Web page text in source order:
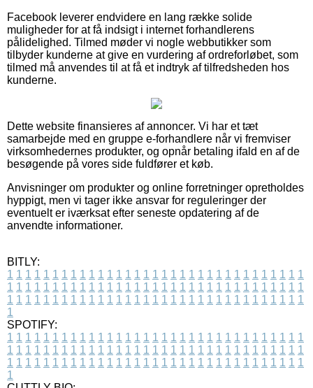
Facebook leverer endvidere en lang række solide
muligheder for at få indsigt i internet forhandlerens
pålidelighed. Tilmed møder vi nogle webbutikker som
tilbyder kunderne at give en vurdering af ordreforløbet, som
tilmed må anvendes til at få et indtryk af tilfredsheden hos
kunderne.
Dette website finansieres af annoncer. Vi har et tæt
samarbejde med en gruppe e-forhandlere når vi fremviser
virksomhedernes produkter, og opnår betaling ifald en af de
besøgende på vores side fuldfører et køb.
Anvisninger om produkter og online forretninger opretholdes
hyppigt, men vi tager ikke ansvar for reguleringer der
eventuelt er iværksat efter seneste opdatering af de
anvendte informationer.
BITLY:
1 1 1 1 1 1 1 1 1 1 1 1 1 1 1 1 1 1 1 1 1 1 1 1 1 1 1 1 1 1 1 1 1
1 1 1 1 1 1 1 1 1 1 1 1 1 1 1 1 1 1 1 1 1 1 1 1 1 1 1 1 1 1 1 1 1
1 1 1 1 1 1 1 1 1 1 1 1 1 1 1 1 1 1 1 1 1 1 1 1 1 1 1 1 1 1 1 1 1
1
SPOTIFY:
1 1 1 1 1 1 1 1 1 1 1 1 1 1 1 1 1 1 1 1 1 1 1 1 1 1 1 1 1 1 1 1 1
1 1 1 1 1 1 1 1 1 1 1 1 1 1 1 1 1 1 1 1 1 1 1 1 1 1 1 1 1 1 1 1 1
1 1 1 1 1 1 1 1 1 1 1 1 1 1 1 1 1 1 1 1 1 1 1 1 1 1 1 1 1 1 1 1 1
1